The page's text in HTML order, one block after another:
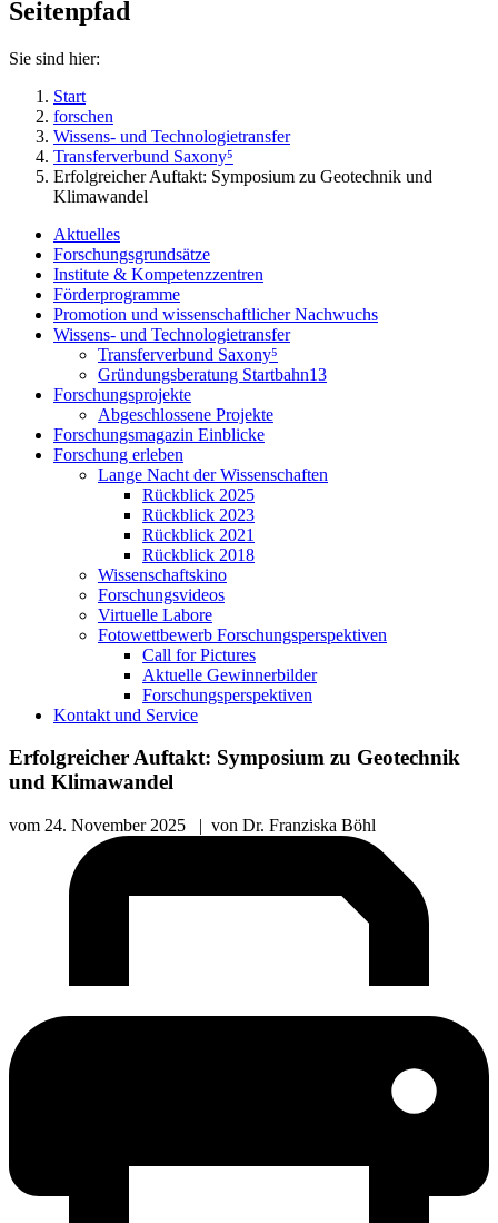
Seitenpfad
Sie sind hier:
Start
forschen
Wissens- und Technologietransfer
Transferverbund Saxony⁵
Erfolgreicher Auftakt: Symposium zu Geotechnik und
Klimawandel
Aktuelles
Forschungsgrundsätze
Institute & Kompetenzzentren
Förderprogramme
Promotion und wissenschaftlicher Nachwuchs
Wissens- und Technologietransfer
Transferverbund Saxony⁵
Gründungsberatung Startbahn13
Forschungsprojekte
Abgeschlossene Projekte
Forschungsmagazin Einblicke
Forschung erleben
Lange Nacht der Wissenschaften
Rückblick 2025
Rückblick 2023
Rückblick 2021
Rückblick 2018
Wissenschaftskino
Forschungsvideos
Virtuelle Labore
Fotowettbewerb Forschungsperspektiven
Call for Pictures
Aktuelle Gewinnerbilder
Forschungsperspektiven
Kontakt und Service
Erfolgreicher Auftakt: Symposium zu Geotechnik
und Klimawandel
vom 24. November 2025 | von Dr. Franziska Böhl